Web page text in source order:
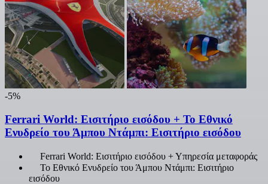
-5%
Ferrari World: Εισιτήριο εισόδου + Το Εθνικό
Ενυδρείο του Άμπου Ντάμπι: Εισιτήριο εισόδου
Ferrari World: Εισιτήριο εισόδου + Υπηρεσία μεταφοράς
Το Εθνικό Ενυδρείο του Άμπου Ντάμπι: Εισιτήριο
εισόδου